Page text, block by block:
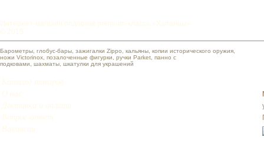
Каталог товаров
О нас
Доставка и оплата
Вопрос-ответ
Вакансии
Интернет-магазин подарков premium-класса «Хапанцы»
© 2015
Барометры, глобус-бары, зажигалки Zippo, кальяны, копии исторического оружия,
ножи Victorinox, позалоченные фигурки, ручки Parket, панно с
подковами, шахматы, шкатулки для украшений